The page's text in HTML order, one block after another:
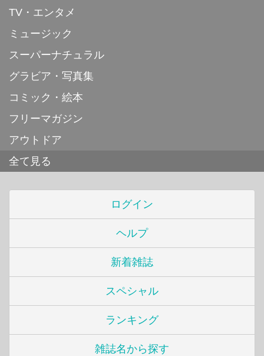
TV・エンタメ
ミュージック
スーパーナチュラル
グラビア・写真集
コミック・絵本
フリーマガジン
アウトドア
全て見る
ログイン
ヘルプ
新着雑誌
スペシャル
ランキング
雑誌名から探す